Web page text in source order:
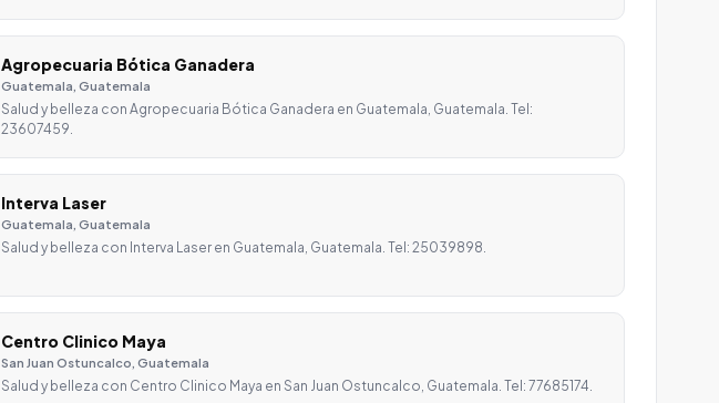
Agropecuaria Bótica Ganadera
Guatemala, Guatemala
Salud y belleza con Agropecuaria Bótica Ganadera en Guatemala, Guatemala. Tel:
23607459.
Interva Laser
Guatemala, Guatemala
Salud y belleza con Interva Laser en Guatemala, Guatemala. Tel: 25039898.
Centro Clinico Maya
San Juan Ostuncalco, Guatemala
Salud y belleza con Centro Clinico Maya en San Juan Ostuncalco, Guatemala. Tel: 77685174.